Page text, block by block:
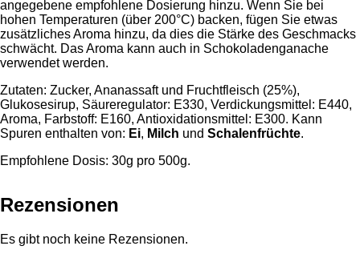
angegebene empfohlene Dosierung hinzu. Wenn Sie bei
hohen Temperaturen (über 200°C) backen, fügen Sie etwas
zusätzliches Aroma hinzu, da dies die Stärke des Geschmacks
schwächt. Das Aroma kann auch in Schokoladenganache
verwendet werden.
Zutaten: Zucker, Ananassaft und Fruchtfleisch (25%),
Glukosesirup, Säureregulator: E330, Verdickungsmittel: E440,
Aroma, Farbstoff: E160, Antioxidationsmittel: E300. Kann
Spuren enthalten von: Ei, Milch und Schalenfrüchte.
Empfohlene Dosis: 30g pro 500g.
Rezensionen
Es gibt noch keine Rezensionen.